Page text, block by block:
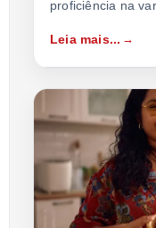
proficiência na
Leia mais...